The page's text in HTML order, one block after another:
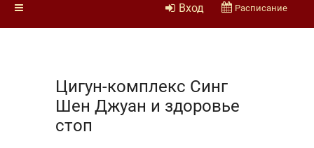
Вход Расписание
Цигун-комплекс Синг
Шен Джуан и здоровье
стоп